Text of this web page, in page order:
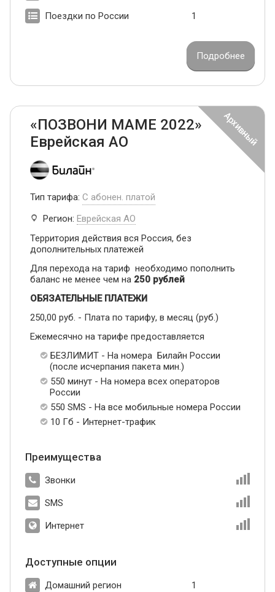
Поездки по России 1
Подробнее
«ПОЗВОНИ МАМЕ 2022»
Еврейская АО
Тип тарифа: С абонен. платой
Регион: Еврейская АО
Территория действия вся Россия, без
дополнительных платежей
Для перехода на тариф необходимо пополнить
баланс не менее чем на 250 рублей
ОБЯЗАТЕЛЬНЫЕ ПЛАТЕЖИ
250,00 руб. - Плата по тарифу, в месяц (руб.)
Ежемесячно на тарифе предоставляется
БЕЗЛИМИТ - На номера Билайн России
(после исчерпания пакета мин.)
550 минут - На номера всех операторов
России
550 SMS - На все мобильные номера России
10 Гб - Интернет-трафик
Преимущества
Звонки
SMS
Интернет
Доступные опции
Домашний регион 1